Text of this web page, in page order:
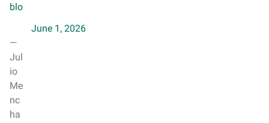
blo
—
Jul
io
Me
nc
ha
June 1, 2026